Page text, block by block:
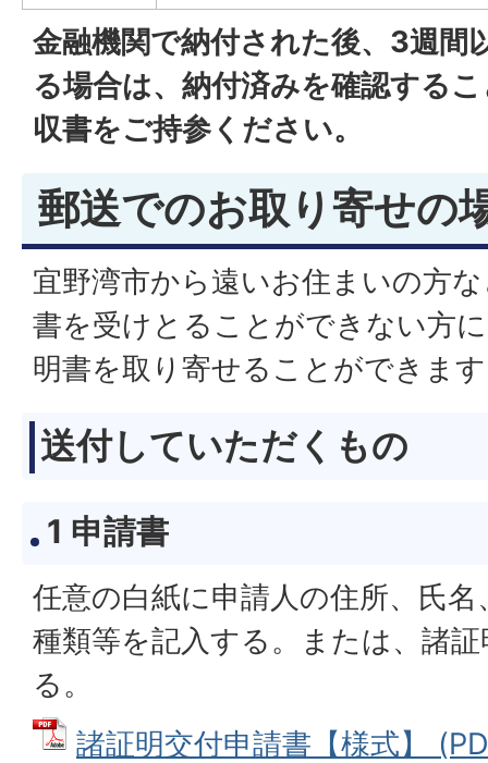
金融機関で納付された後、3週間
る場合は、納付済みを確認する
収書をご持参ください。
郵送でのお取り寄せの
宜野湾市から遠いお住まいの方
書を受けとることができない方
明書を取り寄せることができま
送付していただくもの
1 申請書
任意の白紙に申請人の住所、氏
種類等を記入する。または、諸
る。
諸証明交付申請書【様式】